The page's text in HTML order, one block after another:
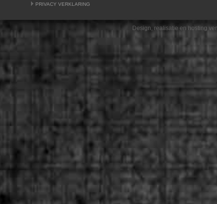
PRIVACY VERKLARING
Design, realisatie en hosting